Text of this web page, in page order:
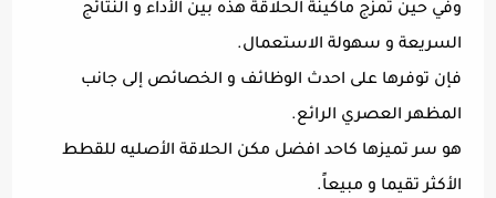
وفي حين تمزج ماكينة الحلاقة هذه بين الأداء و النتائج
السريعة و سهولة الاستعمال.
فإن توفرها على احدث الوظائف و الخصائص إلى جانب
المظهر العصري الرائع.
هو سر تميزها كاحد افضل مكن الحلاقة الأصليه للقطط
الأكثر تقيما و مبيعاً.